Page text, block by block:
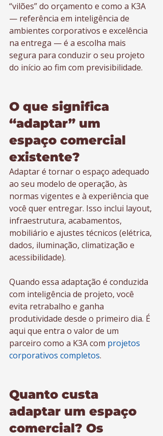
“vilões” do orçamento e como a K3A
— referência em inteligência de
ambientes corporativos e excelência
na entrega — é a escolha mais
segura para conduzir o seu projeto
do início ao fim com previsibilidade.
O que significa
“adaptar” um
espaço comercial
existente?
Adaptar é tornar o espaço adequado
ao seu modelo de operação, às
normas vigentes e à experiência que
você quer entregar. Isso inclui layout,
infraestrutura, acabamentos,
mobiliário e ajustes técnicos (elétrica,
dados, iluminação, climatização e
acessibilidade).
Quando essa adaptação é conduzida
com inteligência de projeto, você
evita retrabalho e ganha
produtividade desde o primeiro dia. É
aqui que entra o valor de um
parceiro como a K3A com projetos
corporativos completos.
Quanto custa
adaptar um espaço
comercial? Os